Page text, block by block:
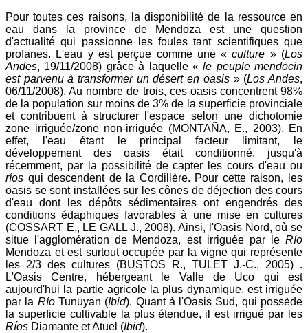
Pour toutes ces raisons, la disponibilité de la ressource en
eau dans la province de Mendoza est une question
d'actualité qui passionne les foules tant scientifiques que
profanes. L'eau y est perçue comme une «culture » (Los
Andes, 19/11/2008) grâce à laquelle «le peuple mendocin
est parvenu à transformer un désert en oasis» (Los Andes,
06/11/2008). Au nombre de trois, ces oasis concentrent 98%
de la population sur moins de 3% de la superficie provinciale
et contribuent à structurer l'espace selon une dichotomie
zone irriguée/zone non-irriguée (MONTAÑA, E., 2003). En
effet, l'eau étant le principal facteur limitant, le
développement des oasis était conditionné, jusqu'à
récemment, par la possibilité de capter les cours d'eau ou
ríos qui descendent de la Cordillère. Pour cette raison, les
oasis se sont installées sur les cônes de déjection des cours
d'eau dont les dépôts sédimentaires ont engendrés des
conditions édaphiques favorables à une mise en cultures
(COSSART E., LE GALL J., 2008). Ainsi, l'Oasis Nord, où se
situe l'agglomération de Mendoza, est irriguée par le Río
Mendoza et est surtout occupée par la vigne qui représente
les 2/3 des cultures (BUSTOS R., TULET J.-C., 2005) .
L'Oasis Centre, hébergeant le Valle de Uco qui est
aujourd'hui la partie agricole la plus dynamique, est irriguée
par la RíoTunuyan (Ibid). Quant à l'Oasis Sud, qui possède
la superficie cultivable la plus étendue, il est irrigué par les
Ríos Diamante et Atuel (Ibid).